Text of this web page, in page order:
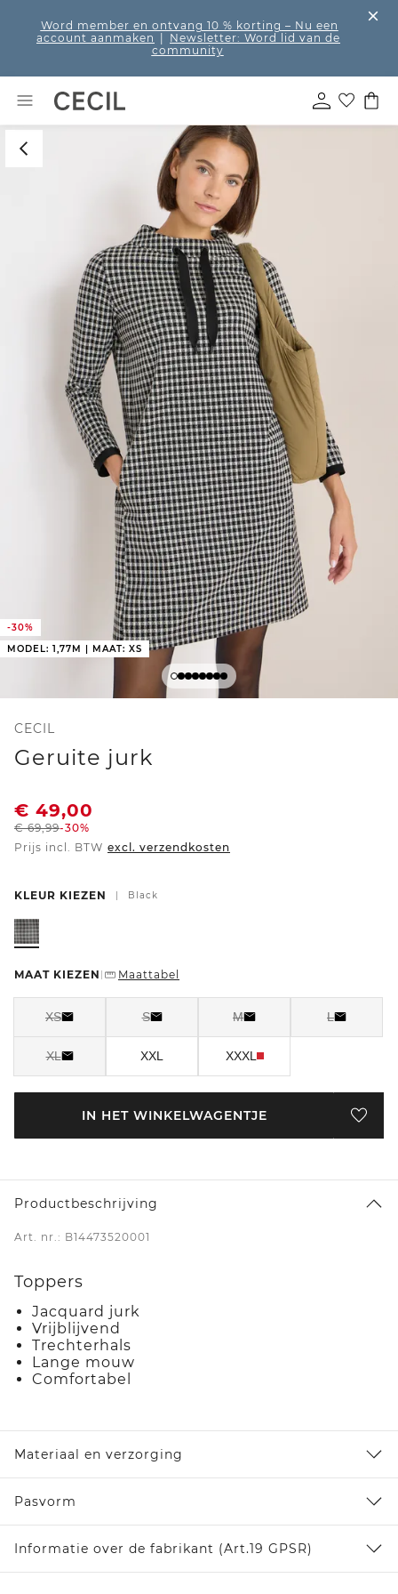
Word member en ontvang 10 % korting – Nu een
account aanmaken
Newsletter: Word lid van de
community
-30%
MODEL: 1,77M | MAAT: XS
CECIL
Geruite jurk
€ 49,00
€69,99-30%
Prijs incl. BTW excl. verzendkosten
KLEUR KIEZEN Black
MAAT KIEZEN Maattabel
XS S M L
XL XXL XXXL
IN HET WINKELWAGENTJE
Productbeschrijving
Art. nr.: B14473520001
Toppers
Jacquard jurk
Vrijblijvend
Trechterhals
Lange mouw
Comfortabel
Materiaal en verzorging
Pasvorm
Informatie over de fabrikant (Art.19 GPSR)